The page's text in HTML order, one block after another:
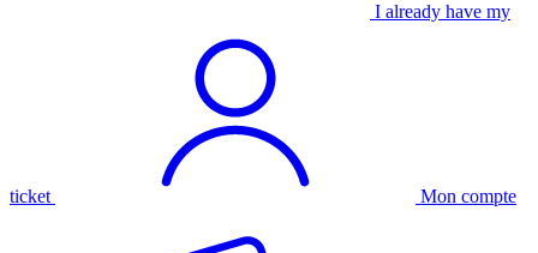
I already have my
ticket Mon compte